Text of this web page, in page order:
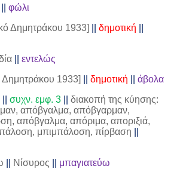
φώλι
Δημητράκου 1933]
δημοτική
|| εντελώς
1933]
δημοτική
άβολα
|| συχν. εμφ. 3|| διακοπή της κύησης:
απόβγαλμα, απόβγαρμαν,
απόβγαλμα, απόριμα, αποριξιά,
μπιμπάλοση, πίρβαση
Νίσυρος
μπαγιατεύω